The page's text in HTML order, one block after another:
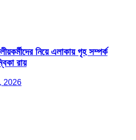
নিয়ে এলাকায় গৃহ সম্পর্ক
রায়
2026